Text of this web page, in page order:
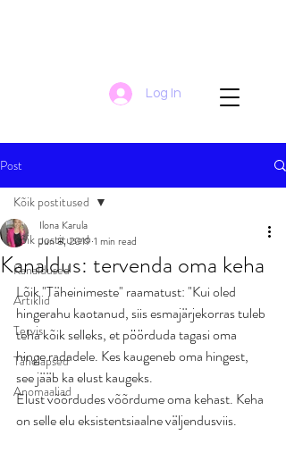
Log In
Post
Kõik postitused
Kanaldused
Artiklid
Tervis
Tähelapsed
Anomaaliad
Kõik postitused
Kanaldus: tervenda oma keha
Ilona Karula
Jun 8, 2019 1 min read
Lõik "Täheinimeste" raamatust: "Kui oled
hingerahu kaotanud, siis esmajärjekorras tuleb
teha kõik selleks, et pöörduda tagasi oma
hinge radadele. Kes kaugeneb oma hingest,
see jääb ka elust kaugeks.
Elust võõrdudes võõrdume oma kehast. Keha
on selle elu eksistentsiaalne väljendusviis.